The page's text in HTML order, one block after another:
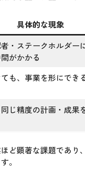
具体的な現象
・ステークホルダー
がかかる
も、事業を形にでき
じ精度の計画・成果
ど顕著な課題であ
。